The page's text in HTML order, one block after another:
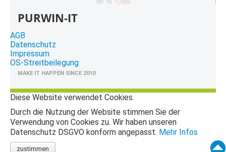
PURWIN-IT
AGB
Datenschutz
Impressum
OS-Streitbeilegung
MAKE IT HAPPEN SINCE 2010
Diese Website verwendet Cookies.
Durch die Nutzung der Website stimmen Sie der
Verwendung von Cookies zu. Wir haben unseren
Datenschutz DSGVO konform angepasst. Mehr Infos
zustimmen